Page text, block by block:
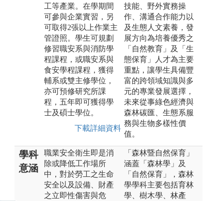
工等產業。在學期間
可參與企業實習，另
可取得2張以上作業主
管證照。學生可規劃
修習職安系與消防學
程課程，或職安系與
食安學程課程，獲得
輔系或雙主修學位，
亦可預修研究所課
程，五年即可獲得學
士及碩士學位。
下載詳細資料
技能、野外實務操
作、溝通合作能力以
及生態人文素養，發
展方向為培養優秀之
「自然教育」及「生
態保育」人才為主要
重點，讓學生具備豐
富的跨領域知識與多
元的專業發展選擇，
未來從事綠色經濟與
森林碳匯、生態系服
務與生物多樣性價
值。
學科
意涵
職業安全衛生即是消
除或降低工作場所
中，對於勞工之生命
安全以及設備、財產
之立即性傷害與危
「森林暨自然保育」
涵蓋「森林學」及
「自然保育」，森林
學學科主要包括育林
學、樹木學、林產